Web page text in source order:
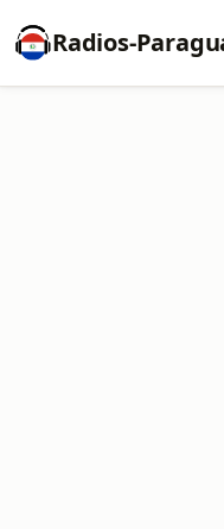
Radios-